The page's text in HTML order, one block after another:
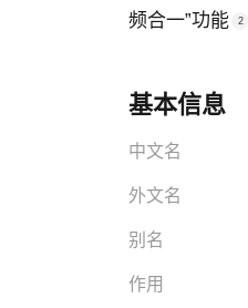
频合一”功能
2
基本信息
中文名
外文名
别名
作用